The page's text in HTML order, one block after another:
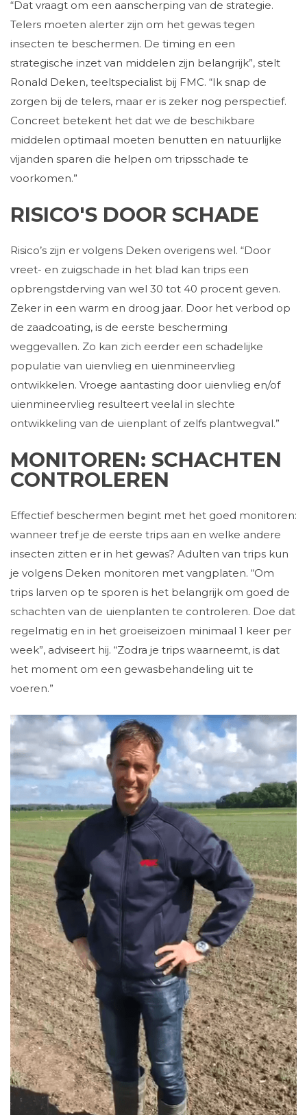
“Dat vraagt om een aanscherping van de strategie.
Telers moeten alerter zijn om het gewas tegen
insecten te beschermen. De timing en een
strategische inzet van middelen zijn belangrijk”, stelt
Ronald Deken, teeltspecialist bij FMC. “Ik snap de
zorgen bij de telers, maar er is zeker nog perspectief.
Concreet betekent het dat we de beschikbare
middelen optimaal moeten benutten en natuurlijke
vijanden sparen die helpen om tripsschade te
voorkomen.”
RISICO'S DOOR SCHADE
Risico’s zijn er volgens Deken overigens wel. “Door
vreet- en zuigschade in het blad kan trips een
opbrengstderving van wel 30 tot 40 procent geven.
Zeker in een warm en droog jaar. Door het verbod op
de zaadcoating, is de eerste bescherming
weggevallen. Zo kan zich eerder een schadelijke
populatie van uienvlieg en uienmineervlieg
ontwikkelen. Vroege aantasting door uienvlieg en/of
uienmineervlieg resulteert veelal in slechte
ontwikkeling van de uienplant of zelfs plantwegval.”
MONITOREN: SCHACHTEN
CONTROLEREN
Effectief beschermen begint met het goed monitoren:
wanneer tref je de eerste trips aan en welke andere
insecten zitten er in het gewas? Adulten van trips kun
je volgens Deken monitoren met vangplaten. “Om
trips larven op te sporen is het belangrijk om goed de
schachten van de uienplanten te controleren. Doe dat
regelmatig en in het groeiseizoen minimaal 1 keer per
week”, adviseert hij. “Zodra je trips waarneemt, is dat
het moment om een gewasbehandeling uit te
voeren.”